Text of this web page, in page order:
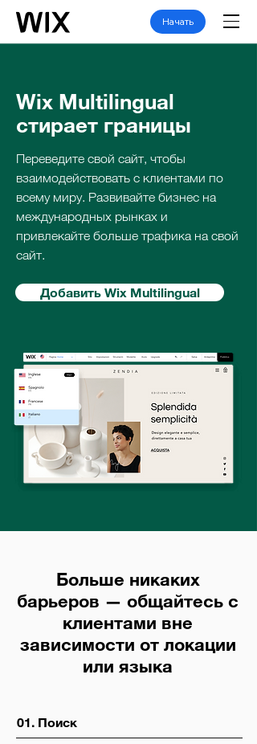
Начать
Wix Multilingual
стирает границы
Переведите свой сайт, чтобы
взаимодействовать с клиентами по
всему миру. Развивайте бизнес на
международных рынках и
привлекайте больше трафика на свой
сайт.
Добавить Wix Multilingual
01. Поиск
Больше никаких
барьеров — общайтесь с
клиентами вне
зависимости от локации
или языка